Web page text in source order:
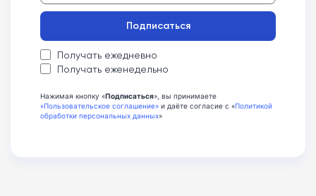
Получать ежедневно
Получать еженедельно
Подписаться
Нажимая кнопку «Подписаться», вы принимаете
«Пользовательское соглашение» и даёте согласие с «Политикой
обработки персональных данных»